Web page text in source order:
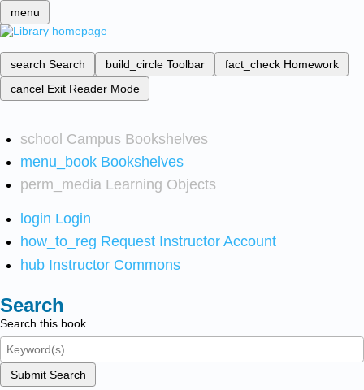
menu
search Search build_circle Toolbar fact_check Homework
cancel Exit Reader Mode
school Campus Bookshelves
menu_book Bookshelves
perm_media Learning Objects
login Login
how_to_reg Request Instructor Account
hub Instructor Commons
Search
Search this book
Submit Search